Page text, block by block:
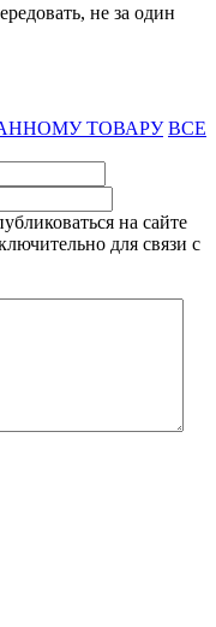
не за один
ТОВАРУ ВСЕ
на сайте
для связи с